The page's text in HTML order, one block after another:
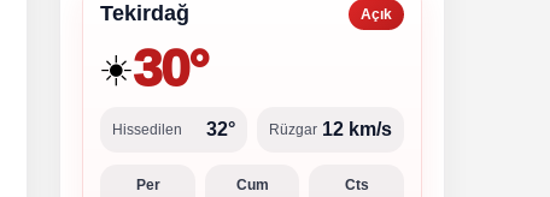
Tekirdağ Açık
☀️30°
Hissedilen 32° Rüzgar 12 km/s
Per Cum Cts